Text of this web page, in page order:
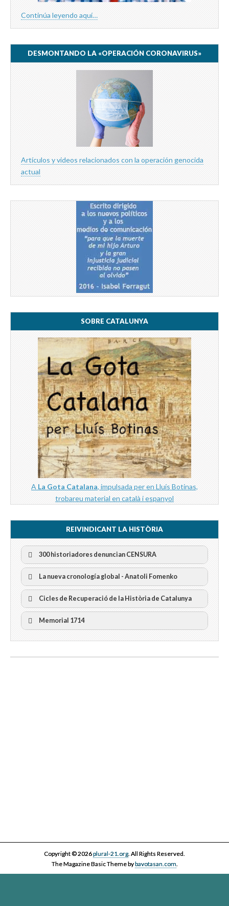
Continúa leyendo aquí…
DESMONTANDO LA «OPERACIÓN CORONAVIRUS»
Artículos y videos relacionados con la operación genocida
actual
SOBRE CATALUNYA
A La Gota Catalana, impulsada per en Lluís Botinas,
trobareu material en català i espanyol
REIVINDICANT LA HISTÒRIA
300 historiadores denuncian CENSURA
300 Historiadors denuncien al “Gobierno Español” per la
censura
La nueva cronología global - Anatoli Fomenko
Cicles de Recuperació de la Història de Catalunya
I Cicle Història i Censura
II Cicle Història i Censura
Memorial 1714
Copyright © 2026plural-21.org. All Rights Reserved.
The Magazine Basic Theme bybavotasan.com.